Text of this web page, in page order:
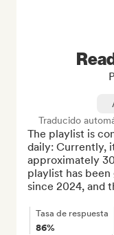
Traducido
The playlist is
daily: Currently,
approximately
playlist has
since 2024, and
Tasa de respuesta
86%